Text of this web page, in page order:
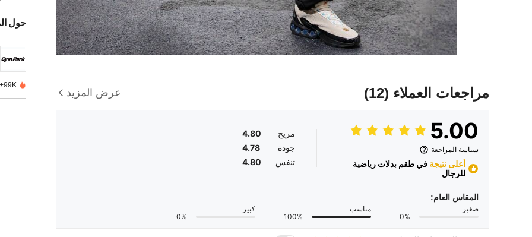
مراجعات العملاء (12) عرض المزيد
5.00
سياسة المراجعة
أعلى نتيجة في طقم بدلات رياضية
للرجال
مريح
4.80
جودة
4.78
تنفس
4.80
المقاس العام:
صغير
0%
مناسب
100%
كبير
0%
حول
99K+ تم بيعها مؤخرًا